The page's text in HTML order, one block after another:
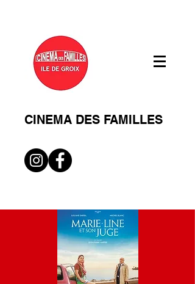
CINEMA DES FAMILLES